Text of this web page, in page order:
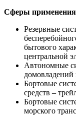
Сферы применения
Резервные
бытового
центральной
Автономные
домовладений
Бортовые
средств –
Бортовые
морского